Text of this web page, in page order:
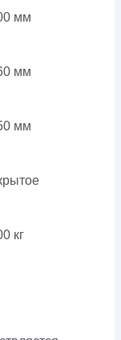
мм
мм
мм
кг